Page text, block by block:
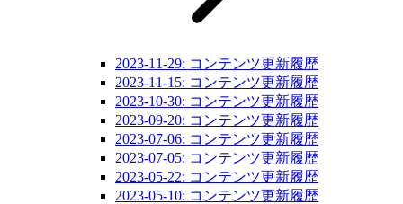
2023-11-29: コンテンツ更新履歴
2023-11-15: コンテンツ更新履歴
2023-10-30: コンテンツ更新履歴
2023-09-20: コンテンツ更新履歴
2023-07-06: コンテンツ更新履歴
2023-07-05: コンテンツ更新履歴
2023-05-22: コンテンツ更新履歴
2023-05-10: コンテンツ更新履歴